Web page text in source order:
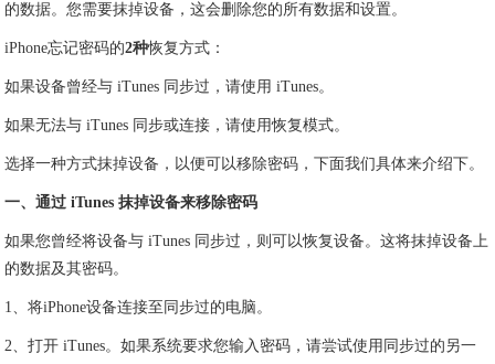
的数据。您需要抹掉设备，这会删除您的所有数据和设置。
iPhone忘记密码的2种恢复方式：
如果设备曾经与 iTunes 同步过，请使用 iTunes。
如果无法与 iTunes 同步或连接，请使用恢复模式。
选择一种方式抹掉设备，以便可以移除密码，下面我们具体来介绍下。
一、通过 iTunes 抹掉设备来移除密码
如果您曾经将设备与 iTunes 同步过，则可以恢复设备。这将抹掉设备上
的数据及其密码。
1、将iPhone设备连接至同步过的电脑。
2、打开 iTunes。如果系统要求您输入密码，请尝试使用同步过的另一